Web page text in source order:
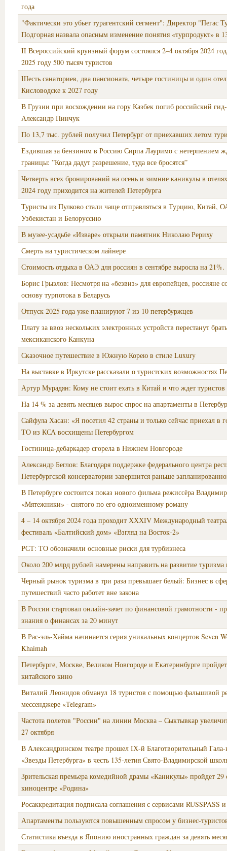
года
"Фактически это убьет турагентский сегмент": Директор "Пегас
Подгорная назвала опасным изменение понятия «турпродукт» в
II Всероссийский круизный форум состоялся 2‒4 октября 2024
2025 году 500 тысяч туристов
Шесть санаториев, два пансионата, четыре гостиницы и один
Кисловодске к 2027 году
В Грузии при восхождении на гору Казбек погиб российский
Александр Пинчук
По 13,7 тыс. рублей получил Петербург от приехавших летом
Ездившая за бензином в Россию Сирпа Лауримо с нетерпением
границы: ”Когда дадут разрешение, туда все бросятся”
Четверть всех бронирований на осень и зимние каникулы в
2024 году приходится на жителей Петербурга
Туристы из Пулково стали чаще отправляться в Турцию, Китай,
Узбекистан и Белоруссию
В музее-усадьбе «Изваре» открыли памятник Николаю Рериху
Смерть на туристическом лайнере
Стоимость отдыха в ОАЭ для россиян в сентябре выросла на 21%.
Борис Грызлов: Несмотря на «безвиз» для европейцев, россияне
основу турпотока в Беларусь
Отпуск 2025 года уже планируют 7 из 10 петербуржцев
Плату за ввоз нескольких электронных устройств перестанут
мексиканского Канкуна
Сказочное путешествие в Южную Корею в стиле Luxury
На выставке в Иркутске рассказали о туристских возможностях
Артур Мурадян: Кому не стоит ехать в Китай и что ждет
На 14 % за девять месяцев вырос спрос на апартаменты в
Сайфула Хасан: «Я посетил 42 страны и только сейчас приехал в
ТО из КСА восхищены Петербургом
Гостиница-дебаркадер сгорела в Нижнем Новгороде
Александр Беглов: Благодаря поддержке федерального центра
Петербургской консерватории завершится раньше
В Петербурге состоится показ нового фильма режиссёра
«Мятежники» - снятого по его одноименному роману
4 – 14 октября 2024 года проходит ХХХIV Международный
фестиваль «Балтийский дом» «Взгляд на Восток-2»
РСТ: ТО обозначили основные риски для турбизнеса
Около 200 млрд рублей намерены направить на развитие туризма
Черный рынок туризма в три раза превышает белый: Бизнес в
путешествий часто работет вне закона
В России стартовал онлайн-зачет по финансовой грамотности -
знания о финансах за 20 минут
В Рас-эль-Хайма начинается серия уникальных концертов Seven
Khaimah
Петербурге, Москве, Великом Новгороде и Екатеринбурге
китайского кино
Виталий Леонидов обманул 18 туристов с помощью фальшивой
мессенджере «Telegram»
Частота полетов "России" на линии Москва – Сыктывкар
27 октября
В Александринском театре прошел IХ-й Благотворительный Гала-
«Звезды Петербурга» в честь 135-летия Свято-Владимирской
Зрительская премьера комедийной драмы «Каникулы» пройдет 29
киноцентре «Родина»
Росаккредитация подписала соглашения с сервисами RUSSPASS
Апартаменты пользуются повышенным спросом у бизнес-
Статистика въезда в Японию иностранных граждан за девять